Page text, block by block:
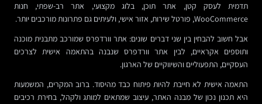
תדמית לעסק קטן, אתר תוכן, בלוג מקצועי, אתר רב-שפתי, חנות
WooCommerce, פורטל שירות, אזור אישי, ולעיתים גם פתרונות מורכבים יותר.
אבל חשוב להבחין בין שני דברים שונים: אתר וורדפרס שמורכב מתבנית מוכנה
ותוספים אקראיים, לבין אתר וורדפרס שנבנה בהתאמה אישית לצרכים
העסקיים, התפעוליים והשיווקיים של הארגון.
התאמה אישית לא חייבת להיות פיתוח כבד מהיסוד. ברוב המקרים, המשמעות
היא תכנון נכון של מבנה האתר, עיצוב שמתאים למותג ולקהל, בחירת רכיבים